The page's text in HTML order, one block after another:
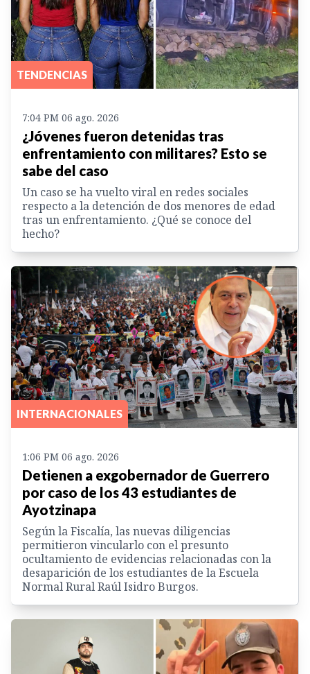
TENDENCIAS
7:04 PM 06 ago. 2026
¿Jóvenes fueron detenidas tras
enfrentamiento con militares? Esto se
sabe del caso
Un caso se ha vuelto viral en redes sociales
respecto a la detención de dos menores de edad
tras un enfrentamiento. ¿Qué se conoce del
hecho?
INTERNACIONALES
1:06 PM 06 ago. 2026
Detienen a exgobernador de Guerrero
por caso de los 43 estudiantes de
Ayotzinapa
Según la Fiscalía, las nuevas diligencias
permitieron vincularlo con el presunto
ocultamiento de evidencias relacionadas con la
desaparición de los estudiantes de la Escuela
Normal Rural Raúl Isidro Burgos.